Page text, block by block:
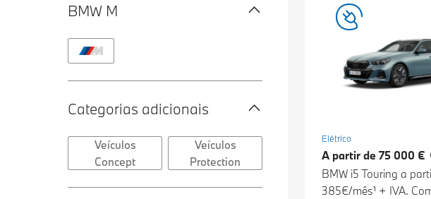
BMW M
Categorias adicionais
Veículos
Concept
Veículos
Protection
Elétrico
A partir de 75 000 €
BMW i5 Touring a
385€/mês¹ + IVA.